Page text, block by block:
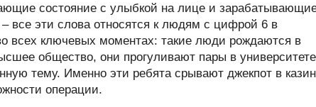
состояние с улыбкой на лице и
все эти слова относятся к людям с цифрой 6 в
всех ключевых моментах: такие люди рождаются в
общество, они прогуливают пары в
тему. Именно эти ребята срывают джекпот в
операции.